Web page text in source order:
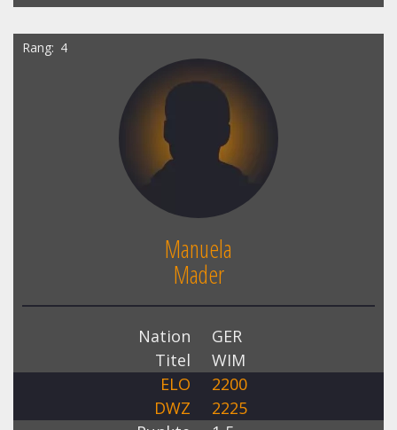
Rang 4
Manuela
Mader
Nation
GER
Titel
WIM
ELO
2200
DWZ
2225